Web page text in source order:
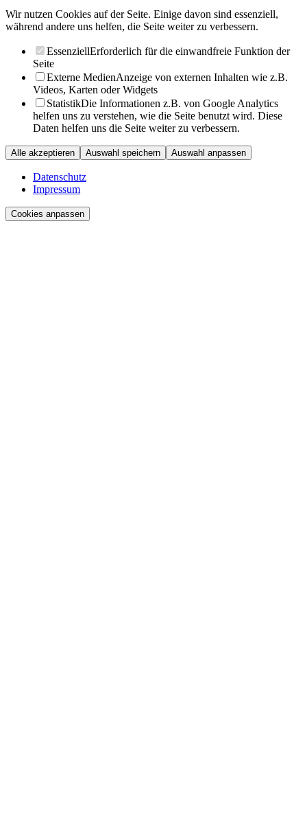
Wir nutzen Cookies auf der Seite. Einige davon sind essenziell,
während andere uns helfen, die Seite weiter zu verbessern.
EssenziellErforderlich für die einwandfreie Funktion der
Seite
Externe MedienAnzeige von externen Inhalten wie z.B.
Videos, Karten oder Widgets
StatistikDie Informationen z.B. von Google Analytics
helfen uns zu verstehen, wie die Seite benutzt wird. Diese
Daten helfen uns die Seite weiter zu verbessern.
Alle akzeptieren Auswahl speichern Auswahl anpassen
Datenschutz
Impressum
Cookies anpassen